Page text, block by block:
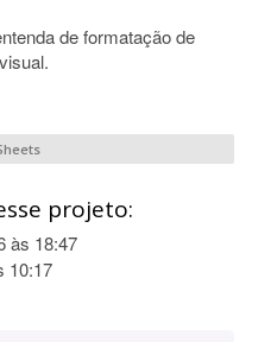
de formatação de
projeto:
às 18:47
10:17